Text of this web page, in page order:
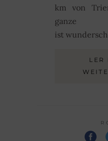
km von
ganze
ist
LER